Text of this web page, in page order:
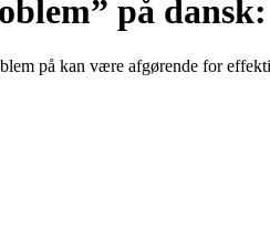
på
på kan være afgørende for